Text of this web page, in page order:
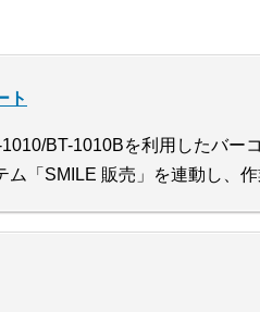
ト
BT-1010Bを利用したバー
「SMILE 販売」を連動し、作